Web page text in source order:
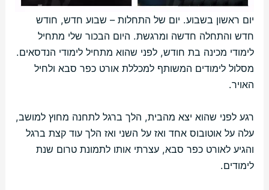
יום ראשון בשבוע. יום של התחלות – שבוע חדש, חודש
חדש והתחלה חדשה ומרגשת. היום הבכור שלי מתחיל
לימודי מכינה בת חודש, לפני שהוא מתחיל לימודי הנדסאים.
מסלול לימודים המשותף למכללת אורט כפר סבא ולחיל
האויר.
רגע לפני שהוא יצא מהבית, הלך ברגל לתחנה מחוץ למושב,
עלה על אוטובוס אחד ואז על השני ואז הלך עוד קצת ברגל
והגיע לאורט כפר סבא, עצרתי אותו לתמונת טרום שנת
לימודים.